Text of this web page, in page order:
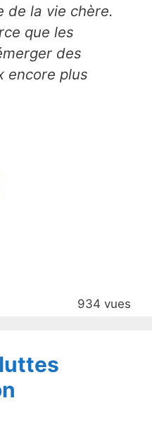
de la vie chère.
que les
des
encore plus
934 vues